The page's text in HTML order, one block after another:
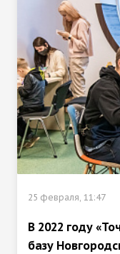
25 февраля, 11:47
В 2022 году
базу